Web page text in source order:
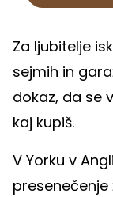
Za ljubitelje
sejmih in
dokaz, da se
kaj kupiš.
V Yorku v
presenečenje